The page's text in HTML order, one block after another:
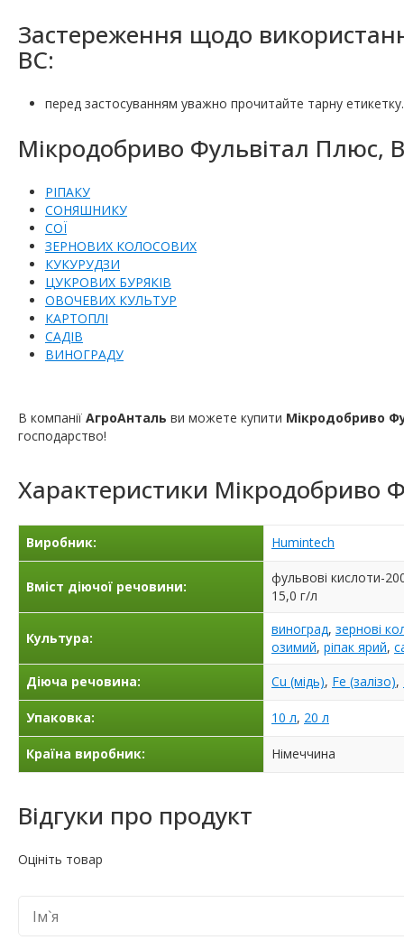
Застереження щодо
ВС:
перед застосуванням уважно прочитайте тарну етикетку.
Мікродобриво Фульвітал Плюс,
РІПАКУ
СОНЯШНИКУ
СОЇ
ЗЕРНОВИХ КОЛОСОВИХ
КУКУРУДЗИ
ЦУКРОВИХ БУРЯКІВ
ОВОЧЕВИХ КУЛЬТУР
КАРТОПЛІ
САДІВ
ВИНОГРАДУ
В компанії АгроАнталь ви можете купити Мікродобриво
господарство!
Характеристики Мікродобриво
Виробник: Humintech
Вміст діючої речовини:
фульвові кислоти-
15,0 г/л
Культура:
виноград, зернові
озимий, ріпак ярий,
Діюча речовина:
Cu (мідь), Fe (залізо),
Упаковка: 10 л, 20 л
Країна виробник: Німеччина
Відгуки про продукт
Оцініть товар